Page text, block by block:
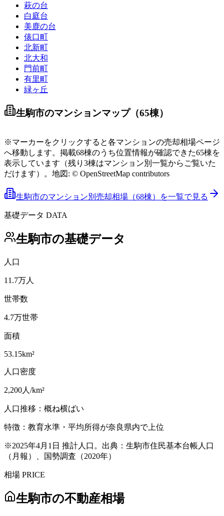
萩の台
白庭台
美鹿の台
俵口町
北新町
北大和
門前町
有里町
緑ヶ丘
生駒市のマンションマップ（65棟）
+
−
※マーカーをクリックすると各マンションの売却相場ページ
へ移動します。 掲載68棟のうち位置情報が確認できた65棟を
表示しています（残り 3棟はマンション別一覧からご覧いた
だけます）。 地図: © OpenStreetMap contributors
生駒市のマンション別売却相場（68棟）を一覧で見る
基礎データ DATA
生駒市の基礎データ
人口
11.7万人
世帯数
4.7万世帯
面積
53.15km²
人口密度
2,200人/km²
人口推移： 概ね横ばい
特徴： 教育水準・平均所得が奈良県内で上位
※2025年4月1日 推計人口 。出典： 生駒市住民基本台帳人口
（月報）
国勢調査（2020年）
相場 PRICE
生駒市の不動産相場